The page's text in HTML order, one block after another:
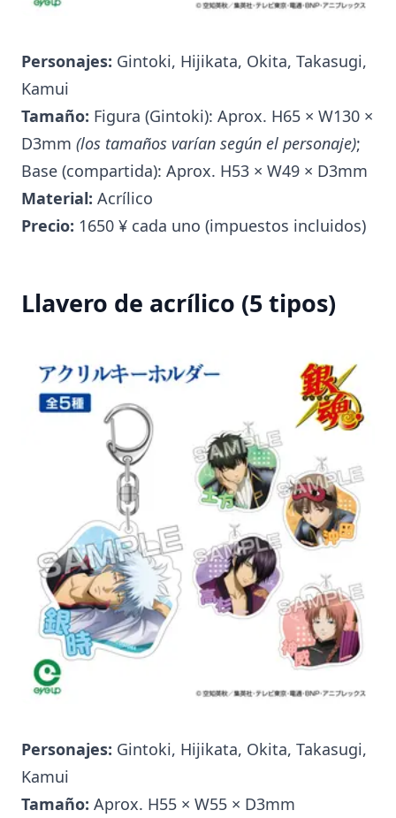
Personajes: Gintoki, Hijikata, Okita, Takasugi,
Kamui
Tamaño: Figura (Gintoki): Aprox. H65 × W130 ×
D3mm (los tamaños varían según el personaje);
Base (compartida): Aprox. H53 × W49 × D3mm
Material: Acrílico
Precio: 1650 ¥ cada uno (impuestos incluidos)
Llavero de acrílico (5 tipos)
Personajes: Gintoki, Hijikata, Okita, Takasugi,
Kamui
Tamaño: Aprox. H55 × W55 × D3mm